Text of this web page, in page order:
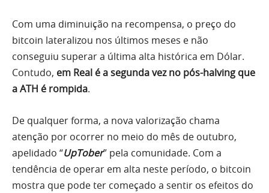
Com uma diminuição na recompensa, o preço do
bitcoin lateralizou nos últimos meses e não
conseguiu superar a última alta histórica em Dólar.
Contudo, em Real é a segunda vez no pós-halving que
a ATH é rompida.
De qualquer forma, a nova valorização chama
atenção por ocorrer no meio do mês de outubro,
apelidado “UpTober” pela comunidade. Com a
tendência de operar em alta neste período, o bitcoin
mostra que pode ter começado a sentir os efeitos do